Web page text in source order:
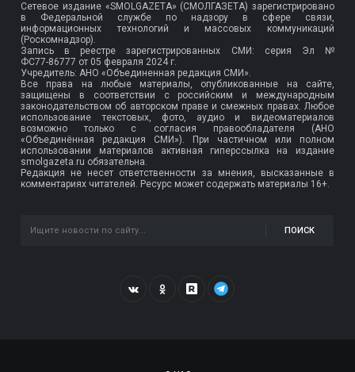
Сетевое издание «SMOLGAZETA» (СМОЛГАЗЕТА) зарегистрировано
в Федеральной службе по надзору в сфере связи,
информационных технологий и массовых коммуникаций
(Роскомнадзор).
Запись в реестре зарегистрированных СМИ: серия Эл №
ФС77-86777 от 05 февраля 2024 г.
Учредитель: АНО «Объединенная редакция СМИ».
Все права на любые материалы, опубликованные на сайте,
защищены в соответствии с российским и международным
законодательством об авторском праве и смежных правах. Любое
использование текстовых, фото, аудио и видеоматериалов
возможно только с согласия правообладателя (АНО
«Объединённая редакция СМИ»). При частичном или полном
использовании материалов активная гиперссылка на издание
smolgazeta.ru обязательна.
Редакция не несет ответственности за мнения, высказанные в
комментариях читателей. Ресурс может содержать материалы 16+.
ПОИСК